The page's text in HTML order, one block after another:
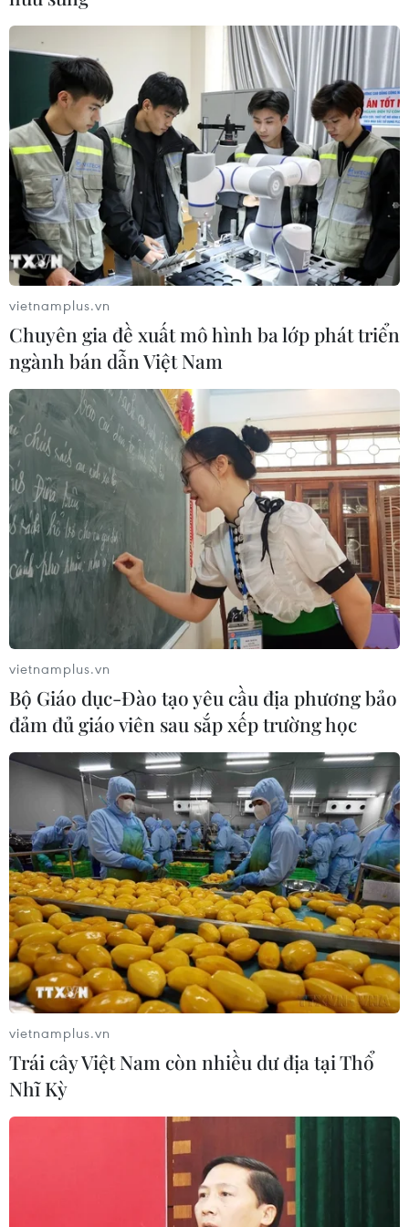
vietnamplus.vn
Chuyên gia đề xuất mô hình ba lớp phát triển
ngành bán dẫn Việt Nam
vietnamplus.vn
Bộ Giáo dục-Đào tạo yêu cầu địa phương bảo
đảm đủ giáo viên sau sắp xếp trường học
vietnamplus.vn
Trái cây Việt Nam còn nhiều dư địa tại Thổ
Nhĩ Kỳ